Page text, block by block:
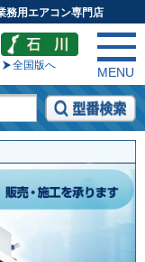
務用エアコン専門店
全国版へ
MENU